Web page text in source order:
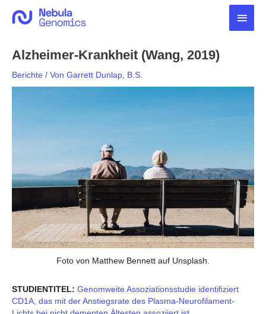
Inhalt
Alzheimer-Krankheit (Wang, 2019)
Berichte / Von Garrett Dunlap, B.S.
Foto von Matthew Bennett auf Unsplash.
STUDIENTITEL: Genomweite Assoziationsstudie identifiziert
CD1A, das mit der Anstiegsrate des Plasma-Neurofilament-